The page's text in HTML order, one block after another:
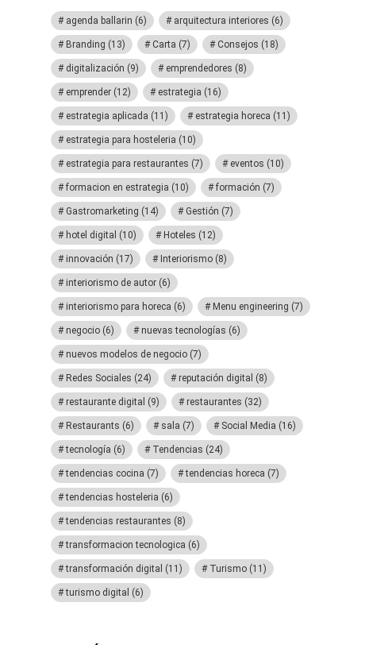
agenda ballarin (6) arquitectura interiores (6)
Branding (13) Carta (7) Consejos (18)
digitalización (9) emprendedores (8)
emprender (12) estrategia (16)
estrategia aplicada (11) estrategia horeca (11)
estrategia para hosteleria (10)
estrategia para restaurantes (7) eventos (10)
formacion en estrategia (10) formación (7)
Gastromarketing (14) Gestión (7)
hotel digital (10) Hoteles (12)
innovación (17) Interiorismo (8)
interiorismo de autor (6)
interiorismo para horeca (6) Menu engineering (7)
negocio (6) nuevas tecnologías (6)
nuevos modelos de negocio (7)
Redes Sociales (24) reputación digital (8)
restaurante digital (9) restaurantes (32)
Restaurants (6) sala (7) Social Media (16)
tecnología (6) Tendencias (24)
tendencias cocina (7) tendencias horeca (7)
tendencias hosteleria (6)
tendencias restaurantes (8)
transformacion tecnologica (6)
transformación digital (11) Turismo (11)
turismo digital (6)